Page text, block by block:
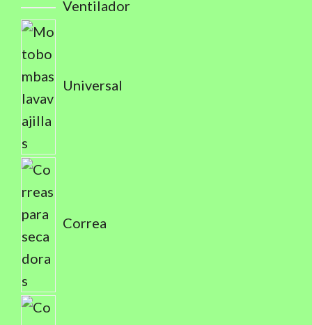
Ventilador
Universal
Correa